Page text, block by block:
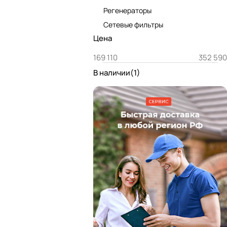
Регенераторы
Сетевые фильтры
Цена
В наличии(1)